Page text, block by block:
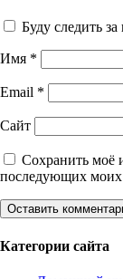
Буду следить
Имя *
Email *
Сайт
Сохранить моё
последующих моих
Категории сайта